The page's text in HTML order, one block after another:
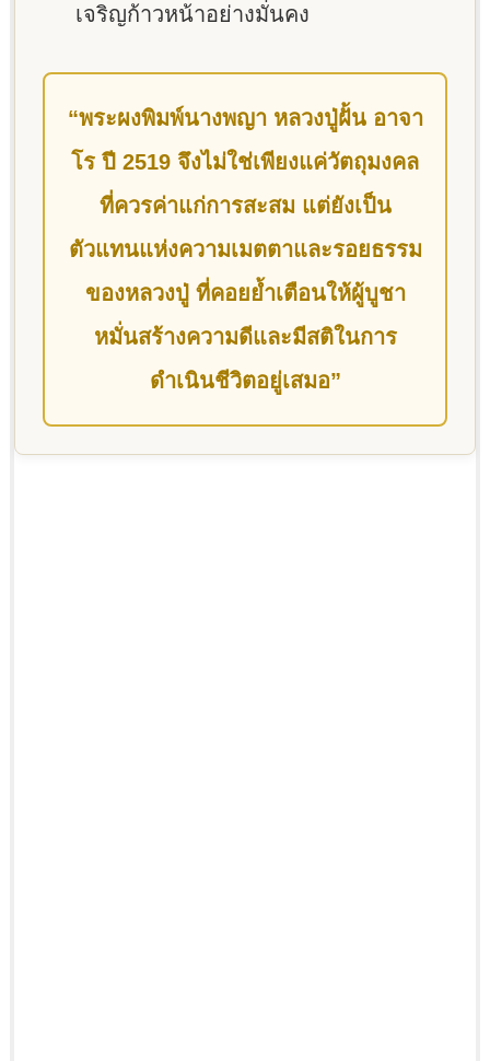
เจริญก้าวหน้าอย่างมั่นคง
“พระผงพิมพ์นางพญา หลวงปู่ฝั้น อาจา
โร ปี 2519 จึงไม่ใช่เพียงแค่วัตถุมงคล
ที่ควรค่าแก่การสะสม แต่ยังเป็น
ตัวแทนแห่งความเมตตาและรอยธรรม
ของหลวงปู่ ที่คอยย้ำเตือนให้ผู้บูชา
หมั่นสร้างความดีและมีสติในการ
ดำเนินชีวิตอยู่เสมอ”